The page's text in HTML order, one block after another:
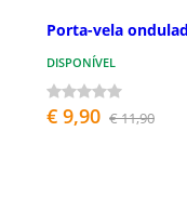
Porta-vela
DISPONÍVEL
€ 9,90 € 11,90